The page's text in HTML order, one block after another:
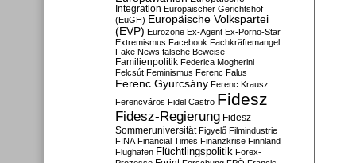
Integration Europäischer Gerichtshof
(EuGH) Europäische Volkspartei
(EVP) Eurozone Ex-Agent Ex-Porno-Star
Extremismus Facebook Fachkräftemangel
Fake News falsche Beweise
Familienpolitik Federica Mogherini
Felcsút Feminismus Ferenc Falus
Ferenc Gyurcsány Ferenc Krausz
Ferencváros Fidel Castro Fidesz
Fidesz-Regierung Fidesz-
Sommeruniversität Figyelő Filmindustrie
FINA Financial Times Finanzkrise Finnland
Flughafen Flüchtlingspolitik Forex-